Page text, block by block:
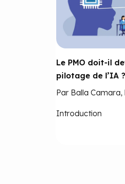
Le PMO doit-il
pilotage de l’IA ?
Par Balla Camara,
Introduction